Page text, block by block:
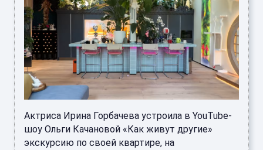
Актриса Ирина Горбачева устроила в YouTube-
шоу Ольги Качановой «Как живут другие»
экскурсию по своей квартире, на